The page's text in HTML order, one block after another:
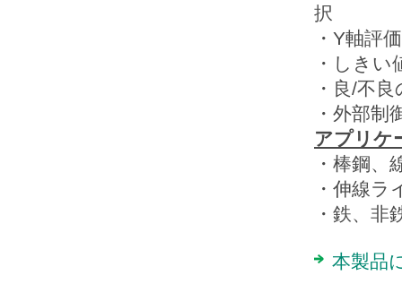
択
・Y軸評
・しきい
・良/不
・外部制
アプリケ
・棒鋼、
・伸線
・鉄、
本製品